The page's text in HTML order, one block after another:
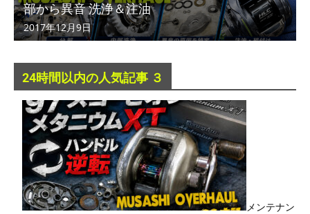
部から異音 洗浄＆注油
2017年12月9日
24時間以内の人気記事 ３
メンテナン